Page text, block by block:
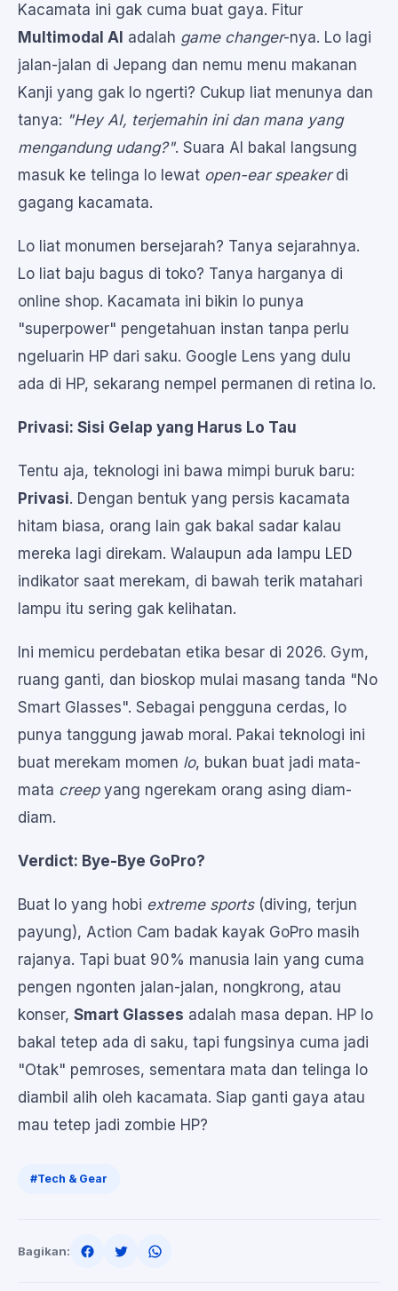
Kacamata ini gak cuma buat gaya. Fitur
Multimodal AI adalah game changer-nya. Lo lagi
jalan-jalan di Jepang dan nemu menu makanan
Kanji yang gak lo ngerti? Cukup liat menunya dan
tanya: "Hey AI, terjemahin ini dan mana yang
mengandung udang?". Suara AI bakal langsung
masuk ke telinga lo lewat open-ear speakerdi
gagang kacamata.
Lo liat monumen bersejarah? Tanya sejarahnya.
Lo liat baju bagus di toko? Tanya harganya di
online shop. Kacamata ini bikin lo punya
"superpower" pengetahuan instan tanpa perlu
ngeluarin HP dari saku. Google Lens yang dulu
ada di HP, sekarang nempel permanen di retina lo.
Privasi: Sisi Gelap yang Harus Lo Tau
Tentu aja, teknologi ini bawa mimpi buruk baru:
Privasi. Dengan bentuk yang persis kacamata
hitam biasa, orang lain gak bakal sadar kalau
mereka lagi direkam. Walaupun ada lampu LED
indikator saat merekam, di bawah terik matahari
lampu itu sering gak kelihatan.
Ini memicu perdebatan etika besar di 2026. Gym,
ruang ganti, dan bioskop mulai masang tanda "No
Smart Glasses". Sebagai pengguna cerdas, lo
punya tanggung jawab moral. Pakai teknologi ini
buat merekam momen lo, bukan buat jadi mata-
mata creepyang ngerekam orang asing diam-
diam.
Verdict: Bye-Bye GoPro?
Buat lo yang hobi extreme sports(diving, terjun
payung), Action Cam badak kayak GoPro masih
rajanya. Tapi buat 90% manusia lain yang cuma
pengen ngonten jalan-jalan, nongkrong, atau
konser, Smart Glasses adalah masa depan. HP lo
bakal tetep ada di saku, tapi fungsinya cuma jadi
"Otak" pemroses, sementara mata dan telinga lo
diambil alih oleh kacamata. Siap ganti gaya atau
mau tetep jadi zombie HP?
#Tech & Gear
Bagikan: